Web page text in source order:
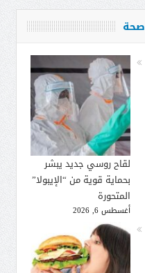
صحة
لقاح روسي جديد يبشر
بحماية قوية من “الإيبولا”
المتحورة
أغسطس 6, 2026